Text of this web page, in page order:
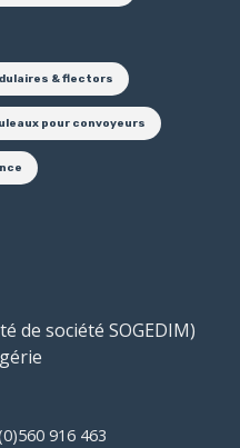
& flectors
pour convoyeurs
de société SOGEDIM)
916 463